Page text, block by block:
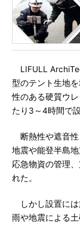
LIFULL
型のテント生地
性のある硬質ウ
たり3～4時間で
断熱性や遮音性
地震や能登半島
応急物資の管理
れた。
しかし設置には
雨や地震による